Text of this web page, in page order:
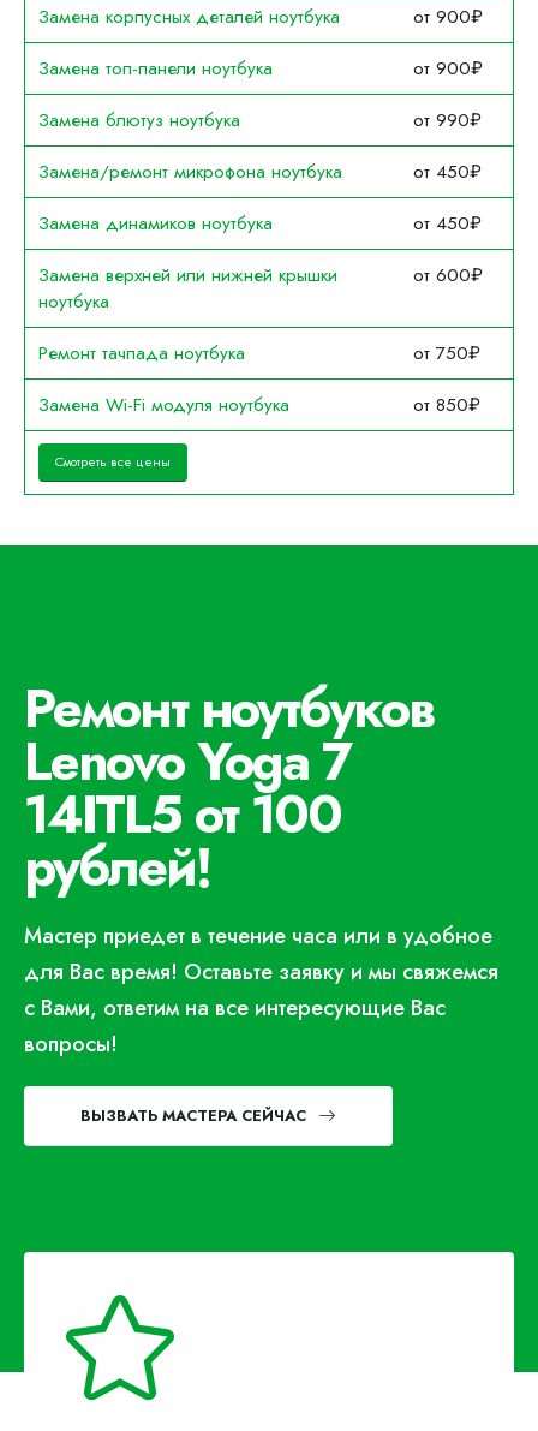
Замена корпусных деталей ноутбука
от 900₽
Замена топ-панели ноутбука
от 900₽
Замена блютуз ноутбука
от 990₽
Замена/ремонт микрофона ноутбука
от 450₽
Замена динамиков ноутбука
от 450₽
Замена верхней или нижней крышки
ноутбука
от 600₽
Ремонт тачпада ноутбука
от 750₽
Замена Wi-Fi модуля ноутбука
от 850₽
Смотреть все цены
Ремонт ноутбуков
Lenovo Yoga 7
14ITL5 от 100
рублей!
Мастер приедет в течение часа или в удобное
для Вас время! Оставьте заявку и мы свяжемся
с Вами, ответим на все интересующие Вас
вопросы!
ВЫЗВАТЬ МАСТЕРА СЕЙЧАС